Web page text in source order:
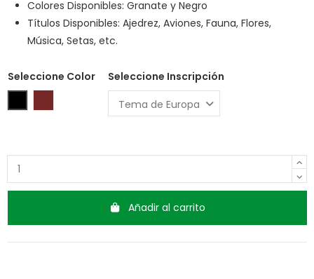
Colores Disponibles: Granate y Negro
Títulos Disponibles: Ajedrez, Aviones, Fauna, Flores,
Música, Setas, etc.
Seleccione Color
Seleccione Inscripción
Añadir al carrito